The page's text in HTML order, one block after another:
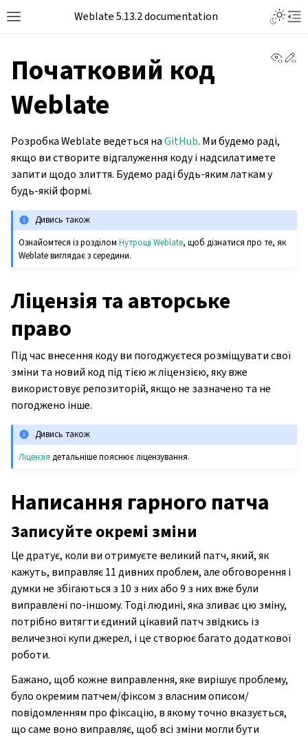
Toggle site navigation sidebar
Weblate 5.13.2 documentation
Початковий код
Weblate
Розробка Weblate ведеться наGitHub. Ми будемо раді,
якщо ви створите відгалуження коду і надсилатимете
запити щодо злиття. Будемо раді будь-яким латкам у
будь-якій формі.
Дивись також
Ознайомтеся із розділомНутрощі Weblate, щоб дізнатися про те, як
Weblate виглядає з середини.
Ліцензія та авторське
право
Під час внесення коду ви погоджуєтеся розміщувати свої
зміни та новий код під тією ж ліцензією, яку вже
використовує репозиторій, якщо не зазначено та не
погоджено інше.
Дивись також
Ліцензія детальніше пояснює ліцензування.
Написання гарного патча
Записуйте окремі зміни
Це дратує, коли ви отримуєте великий патч, який, як
кажуть, виправляє 11 дивних проблем, але обговорення і
думки не збігаються з 10 з них або 9 з них вже були
виправлені по-іншому. Тоді людині, яка зливає цю зміну,
потрібно витягти єдиний цікавий патч звідкись із
величезної купи джерел, і це створює багато додаткової
роботи.
Бажано, щоб кожне виправлення, яке вирішує проблему,
було окремим патчем/фіксом з власним описом/
повідомленням про фіксацію, в якому точно вказується,
що саме воно виправляє, щоб всі зміни могли бути